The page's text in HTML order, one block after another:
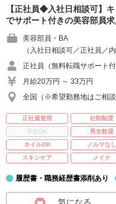
【正社員◆入社日相談可】
でサポート付きの美容部員求
美容部員・BA
（入社日相談可／正社員／
正社員（無料転職サポート付
月給20万円 ～ 33万円
全国（※希望勤務地はご相談
正社員登用 社割制度
学生OK
男女歓迎
ネイルOK
ノルマなし
スキンケア
メイク
履歴書・職務経歴書添削あり